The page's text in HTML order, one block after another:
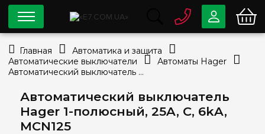
Автоматический выключатель
Hager 1-полюсный, 25A, C, 6kA,
MCN125
0 800 33-63-07
info@e7.com.ua
Viber Telegram
Главная
Автоматика и защита
Автоматические выключатели
Автоматы Hager
Автоматический выключатель Hager 1-полюсный, 25A, C, 6kA, MCN125